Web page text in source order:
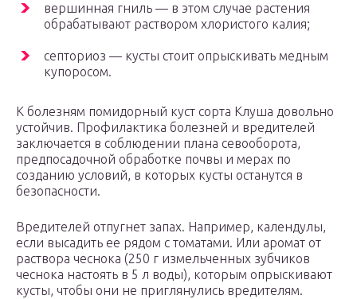
вершинная гниль — в этом случае растения
обрабатывают раствором хлористого калия;
септориоз — кусты стоит опрыскивать медным
купоросом.
К болезням помидорный куст сорта Клуша довольно
устойчив. Профилактика болезней и вредителей
заключается в соблюдении плана севооборота,
предпосадочной обработке почвы и мерах по
созданию условий, в которых кусты останутся в
безопасности.
Вредителей отпугнет запах. Например, календулы,
если высадить ее рядом с томатами. Или аромат от
раствора чеснока (250 г измельченных зубчиков
чеснока настоять в 5 л воды), которым опрыскивают
кусты, чтобы они не приглянулись вредителям.